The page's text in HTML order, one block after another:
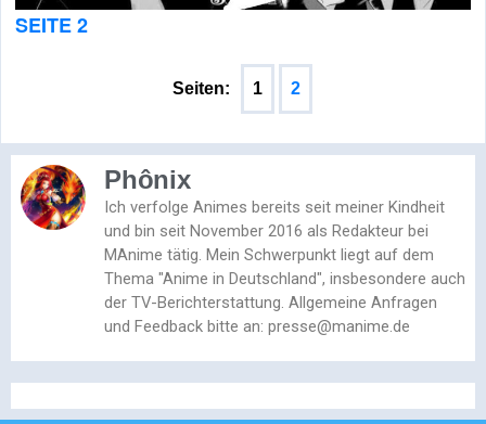
SEITE 2
Seiten: 1 2
Phônix
Ich verfolge Animes bereits seit meiner Kindheit
und bin seit November 2016 als Redakteur bei
MAnime tätig. Mein Schwerpunkt liegt auf dem
Thema "Anime in Deutschland", insbesondere auch
der TV-Berichterstattung. Allgemeine Anfragen
und Feedback bitte an: presse@manime.de